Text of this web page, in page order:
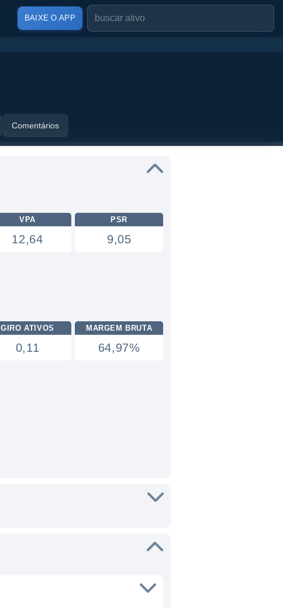
BAIXE O APP
Comentários
VPA
12,64
PSR
9,05
GIRO ATIVOS
0,11
MARGEM BRUTA
64,97%